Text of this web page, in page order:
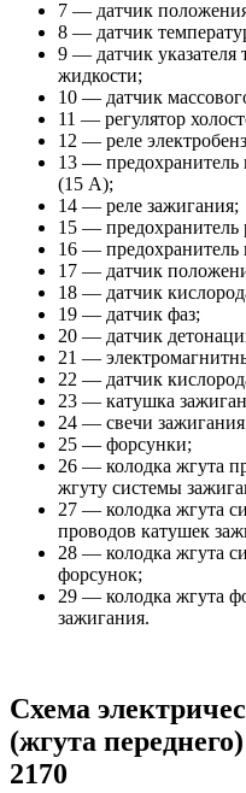
7 — датчик
8 — датчик
9 — датчик
жидкости;
10 — датчик
11 — регулятор
12 — реле
13 — предохранитель
(15 А);
14 — реле зажигания;
15 — предохранитель
16 — предохранитель
17 — датчик
18 — датчик
19 — датчик фаз;
20 — датчик
21 —
22 — датчик
23 — катушка
24 — свечи
25 — форсунки;
26 — колодка жгута
жгуту системы
27 — колодка жгута
проводов катушек
28 — колодка жгута
форсунок;
29 — колодка жгута
зажигания.
Схема
(жгута
2170